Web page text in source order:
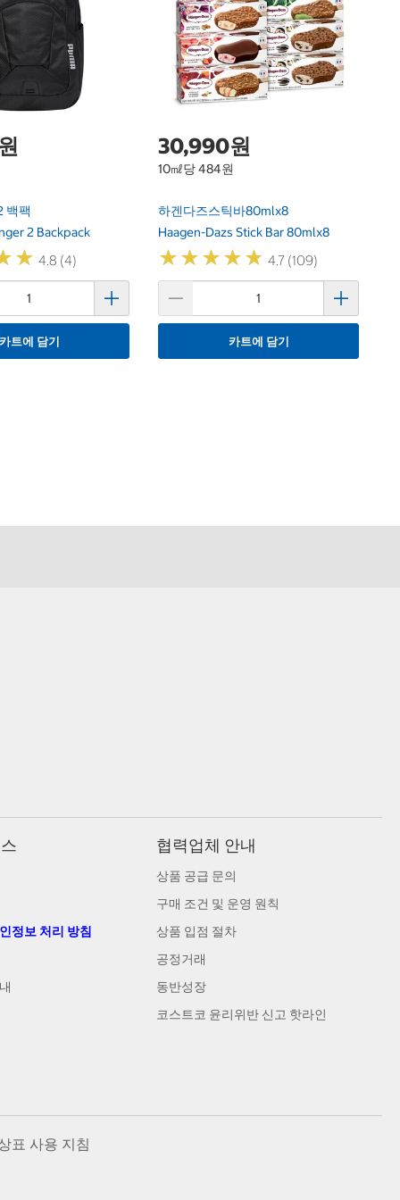
백팩
2 Backpack
★
★ 4.8 (4)
트에 담기
30,990원
10㎖당 484원
하겐다즈스틱바80mlx8
Haagen-Dazs Stick Bar 80mlx8
★★★★★
★★★★★ 4.7 (109)
카트에 담기
정보 처리 방침
협력업체 안내
상품 공급 문의
구매 조건 및 운영 원칙
상품 입점 절차
공정거래
동반성장
코스트코 윤리위반 신고 핫라인
표 사용 지침